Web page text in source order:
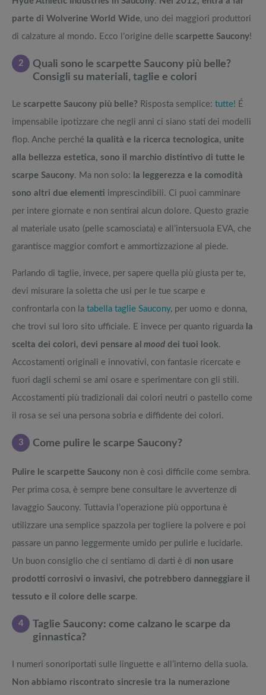
parte di Wolverine World Wide, uno dei maggiori produttori
di calzature al mondo. Ecco l’origine delle scarpette Saucony!
2
Quali sono le scarpette Saucony più belle?
Consigli su materiali, taglie e colori
Le scarpette Saucony più belle? Risposta semplice: tutte! É
impensabile ipotizzare che negli anni ci siano stati dei modelli
flop. Anche perché la qualità e la ricerca tecnologica, unite
alla bellezza estetica, sono il marchio distintivo di tutte le
scarpe Saucony. Ma non solo: la leggerezza e la comodità
sono altri due elementi imprescindibili. Ci puoi camminare
per intere giornate e non sentirai alcun dolore. Questo grazie
al materiale usato (pelle scamosciata) e all’intersuola EVA, che
garantisce maggior comfort e ammortizzazione al piede.
Parlando di taglie, invece, per sapere quella più giusta per te,
devi misurare la soletta che usi per le tue scarpe e
confrontarla con la tabella taglie Saucony, per uomo e donna,
che trovi sul loro sito ufficiale. E invece per quanto riguarda la
scelta dei colori, devi pensare al mood dei tuoi look.
Accostamenti originali e innovativi, con fantasie ricercate e
fuori dagli schemi se ami osare e sperimentare con gli stili.
Accostamenti più tradizionali dai colori neutri o pastello come
il rosa se sei una persona sobria e diffidente dei colori.
3 Come pulire le scarpe Saucony?
Pulire le scarpette Saucony non è così difficile come sembra.
Per prima cosa, è sempre bene consultare le avvertenze di
lavaggio Saucony. Tuttavia l’operazione più opportuna è
utilizzare una semplice spazzola per togliere la polvere e poi
passare un panno leggermente umido per pulirle e lucidarle.
Un buon consiglio che ci sentiamo di darti è di non usare
prodotti corrosivi o invasivi, che potrebbero danneggiare il
tessuto e il colore delle scarpe.
4
Taglie Saucony: come calzano le scarpe da
ginnastica?
I numeri sonoriportati sulle linguette e all’interno della suola.
Non abbiamo riscontrato sincresie tra la numerazione